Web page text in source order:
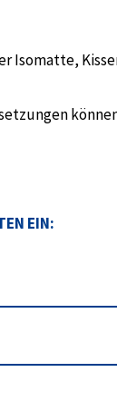
Isomatte,
EIN: